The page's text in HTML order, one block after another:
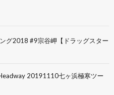
グ2018 #9宗谷岬【ドラッグスター
20191110七ヶ浜極寒ツー